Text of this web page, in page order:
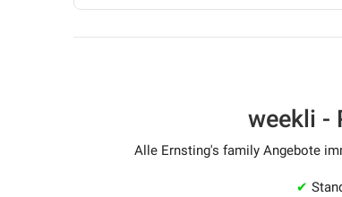
weekli -
Alle Ernsting's family Angebote
✔